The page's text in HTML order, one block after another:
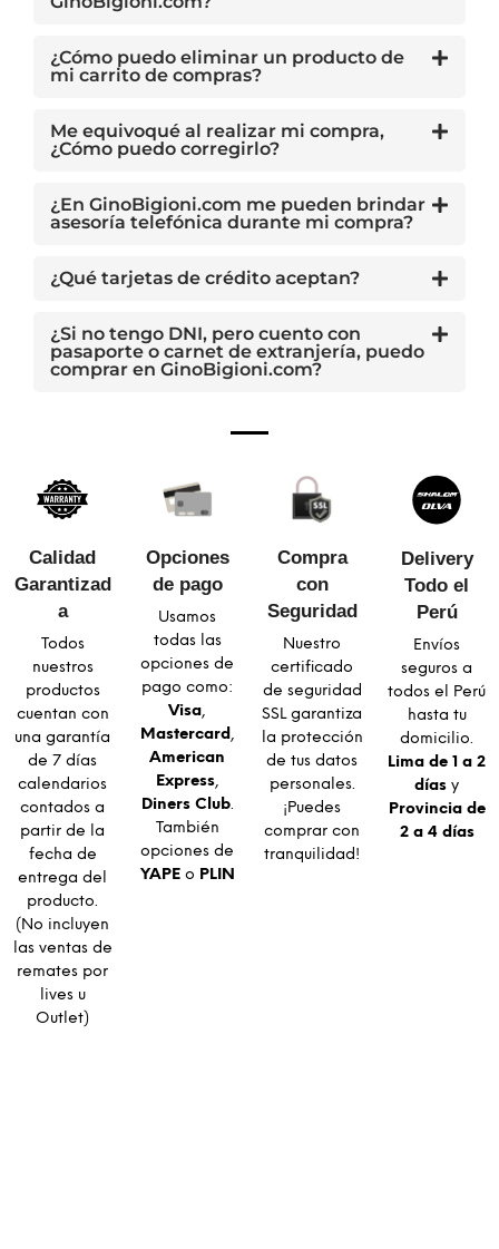
¿Cómo puedo eliminar un producto de
mi carrito de compras?
Me equivoqué al realizar mi compra,
¿Cómo puedo corregirlo?
¿En GinoBigioni.com me pueden brindar
asesoría telefónica durante mi compra?
¿Qué tarjetas de crédito aceptan?
¿Si no tengo DNI, pero cuento con
pasaporte o carnet de extranjería, puedo
comprar en GinoBigioni.com?
Calidad
Garantizad
a​
Todos
nuestros
productos
cuentan con
una garantía
de 7 días
calendarios
contados a
partir de la
fecha de
entrega del
producto.
(No incluyen
las ventas de
remates por
lives u
Outlet)
Opciones
de pago
Usamos
todas las
opciones de
pago como:
Visa,
Mastercard,
American
Express,
Diners Club.
También
opciones de
YAPEo PLIN
Compra
con
Seguridad​
Nuestro
certificado
de seguridad
SSL garantiza
la protección
de tus datos
personales.
¡Puedes
comprar con
tranquilidad!
Delivery
Todo el
Perú
Envíos
seguros a
todos el Perú
hasta tu
domicilio.
Lima de 1 a 2
días y
Provincia de
2 a 4 días